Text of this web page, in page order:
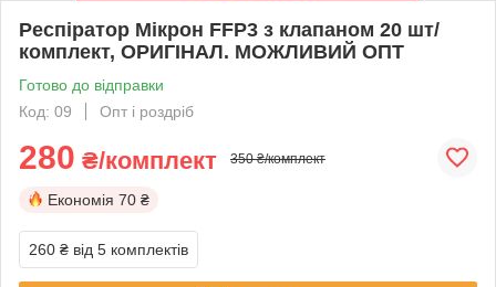
Респіратор Мікрон FFP3 з клапаном 20 шт/
комплект, ОРИГІНАЛ. МОЖЛИВИЙ ОПТ
Готово до відправки
Код: 09
Опт і роздріб
280 ₴/комплект 350 ₴/комплект
Економія 70 ₴
260 ₴ від 5 комплектів